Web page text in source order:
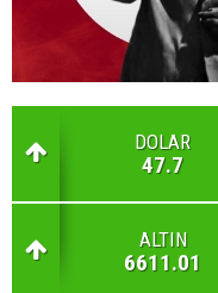
DOLAR
47.7
ALTIN
6611.01